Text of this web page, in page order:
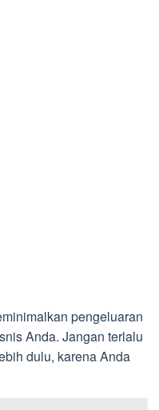
pengeluaran
Anda. Jangan terlalu
dulu, karena Anda